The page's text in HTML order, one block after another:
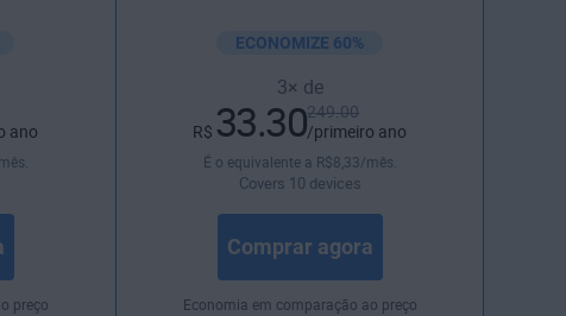
ano
preço
ECONOMIZE 60%
3× de
R$ 33.30249.00
/primeiro ano
É o equivalente a R$8 ,33/mês.
Covers 10 devices
Comprar agora
Economia em comparação ao preço